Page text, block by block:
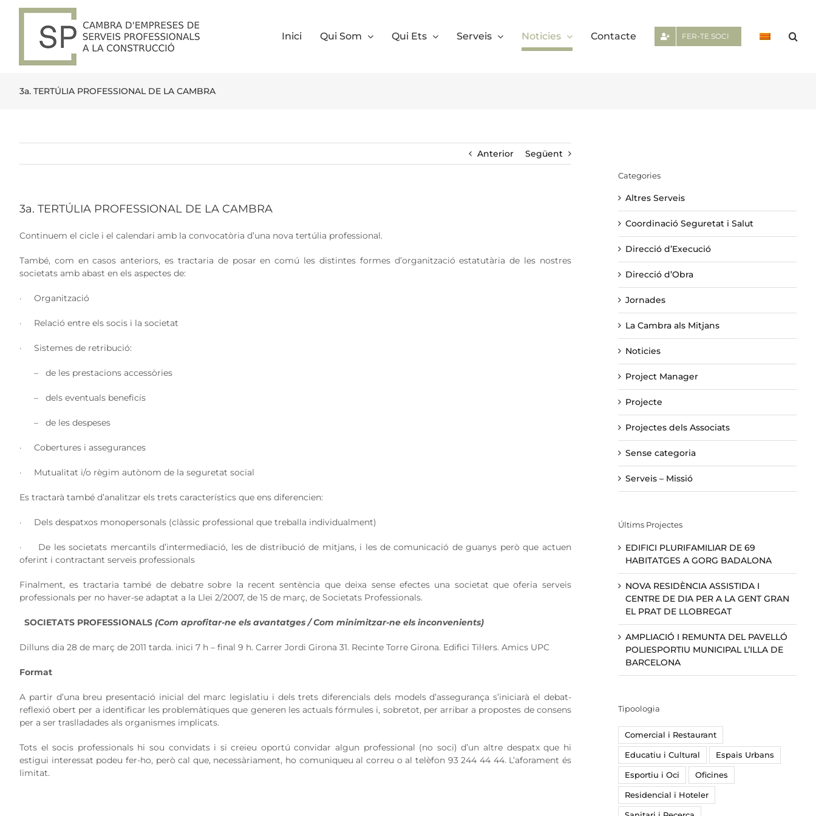
Inici Qui Som Qui Ets Serveis Noticies Contacte FER-TE SOCI
3a. TERTÚLIA PROFESSIONAL DE LA CAMBRA
Anterior Següent
3a. TERTÚLIA PROFESSIONAL DE LA CAMBRA
Continuem el cicle i el calendari amb la convocatòria d’una nova tertúlia professional.
També, com en casos anteriors, es tractaria de posar en comú les distintes formes d’organització estatutària de les nostres
societats amb abast en els aspectes de:
· Organització
· Relació entre els socis i la societat
· Sistemes de retribució:
– de les prestacions accessòries
– dels eventuals beneficis
– de les despeses
· Cobertures i assegurances
· Mutualitat i/o règim autònom de la seguretat social
Es tractarà també d’analitzar els trets característics que ens diferencien:
· Dels despatxos monopersonals (clàssic professional que treballa individualment)
· De les societats mercantils d’intermediació, les de distribució de mitjans, i les de comunicació de guanys però que actuen
oferint i contractant serveis professionals
Finalment, es tractaria també de debatre sobre la recent sentència que deixa sense efectes una societat que oferia serveis
professionals per no haver-se adaptat a la Llei 2/2007, de 15 de març, de Societats Professionals.
SOCIETATS PROFESSIONALS (Com aprofitar-ne els avantatges / Com minimitzar-ne els inconvenients)
Dilluns dia 28 de març de 2011 tarda. inici 7 h – final 9 h. Carrer Jordi Girona 31. Recinte Torre Girona. Edifici Til·lers. Amics UPC
Format
A partir d’una breu presentació inicial del marc legislatiu i dels trets diferencials dels models d’assegurança s’iniciarà el debat-
reflexió obert per a identificar les problemàtiques que generen les actuals fórmules i, sobretot, per arribar a propostes de consens
per a ser traslladades als organismes implicats.
Tots el socis professionals hi sou convidats i si creieu oportú convidar algun professional (no soci) d’un altre despatx que hi
estigui interessat podeu fer-ho, però cal que, necessàriament, ho comuniqueu al correu o al telèfon 93 244 44 44. L’aforament és
limitat.
Categories
Altres Serveis
Coordinació Seguretat i Salut
Direcció d’Execució
Direcció d’Obra
Jornades
La Cambra als Mitjans
Noticies
Project Manager
Projecte
Projectes dels Associats
Sense categoria
Serveis – Missió
Últims Projectes
EDIFICI PLURIFAMILIAR DE 69
HABITATGES A GORG BADALONA
NOVA RESIDÈNCIA ASSISTIDA I
CENTRE DE DIA PER A LA GENT GRAN
EL PRAT DE LLOBREGAT
AMPLIACIÓ I REMUNTA DEL PAVELLÓ
POLIESPORTIU MUNICIPAL L’ILLA DE
BARCELONA
Tipoologia
Comercial i Restaurant
Educatiu i Cultural Espais Urbans
Esportiu i Oci Oficines
Residencial i Hoteler